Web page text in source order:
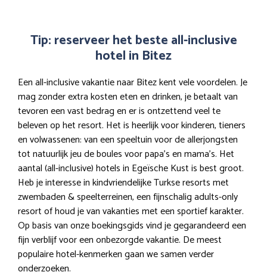
Tip: reserveer het beste all-inclusive
hotel in Bitez
Een all-inclusive vakantie naar Bitez kent vele voordelen. Je
mag zonder extra kosten eten en drinken, je betaalt van
tevoren een vast bedrag en er is ontzettend veel te
beleven op het resort. Het is heerlijk voor kinderen, tieners
en volwassenen: van een speeltuin voor de allerjongsten
tot natuurlijk jeu de boules voor papa’s en mama’s. Het
aantal (all-inclusive) hotels in Egeïsche Kust is best groot.
Heb je interesse in kindvriendelijke Turkse resorts met
zwembaden & speelterreinen, een fijnschalig adults-only
resort of houd je van vakanties met een sportief karakter.
Op basis van onze boekingsgids vind je gegarandeerd een
fijn verblijf voor een onbezorgde vakantie. De meest
populaire hotel-kenmerken gaan we samen verder
onderzoeken.